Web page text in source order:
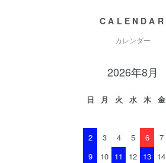
CALENDAR
カレンダー
2026年8月
日 月 火 水 木 金
2
3 4 5 6 7
9
10 11 12 13 14